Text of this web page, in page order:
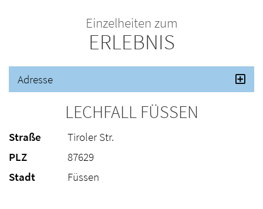
Einzelheiten zum
ERLEBNIS
Adresse
LECHFALL FÜSSEN
Straße
Tiroler Str.
PLZ
87629
Stadt
Füssen